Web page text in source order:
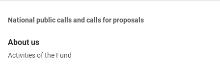
National public calls and calls for proposals
About us
Activities of the Fund